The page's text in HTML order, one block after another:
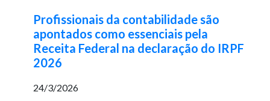
Profissionais da contabilidade são
apontados como essenciais pela
Receita Federal na declaração do IRPF
2026
24/3/2026